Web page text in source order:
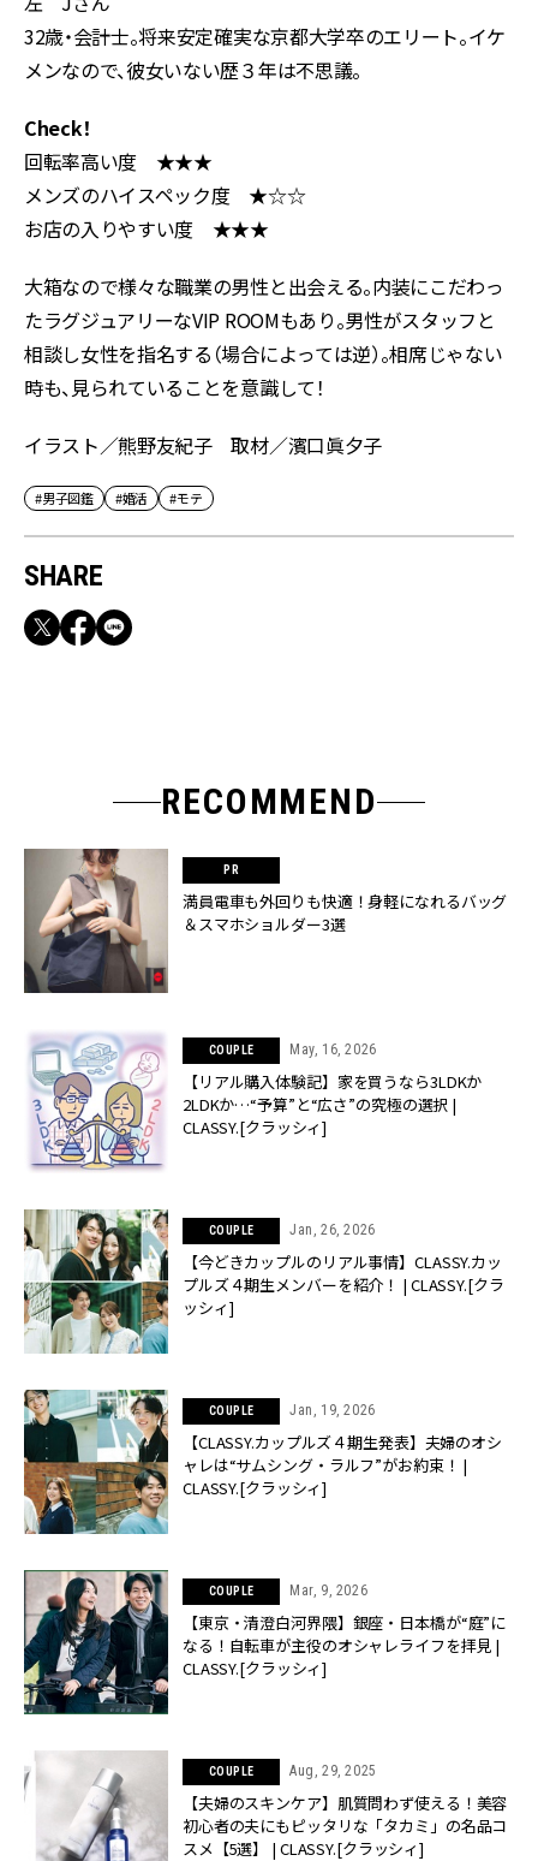
32歳・会計士。将来安定確実な京都大学卒のエリート。イケ
メンなので、彼女いない歴３年は不思議。
Check！
回転率高い度 ★★★
メンズのハイスペック度 ★☆☆
お店の入りやすい度 ★★★
大箱なので様々な職業の男性と出会える。内装にこだわっ
たラグジュアリーなVIP ROOMもあり。男性がスタッフと
相談し女性を指名する（場合によっては逆）。相席じゃない
時も、見られていることを意識して！
イラスト／熊野友紀子 取材／濱口眞夕子
#男子図鑑 #婚活 #モテ
SHARE
RECOMMEND
満員電車も外回りも快適！身軽になれるバッグ
＆スマホショルダー3選
COUPLE May, 16, 2026
【リアル購入体験記】家を買うなら3LDKか
2LDKか…“予算”と“広さ”の究極の選択 |
CLASSY.[クラッシィ]
COUPLE Jan, 26, 2026
【今どきカップルのリアル事情】CLASSY.カッ
プルズ４期生メンバーを紹介！ | CLASSY.[クラ
ッシィ]
COUPLE Jan, 19, 2026
【CLASSY.カップルズ４期生発表】夫婦のオシ
ャレは“サムシング・ラルフ”がお約束！ |
CLASSY.[クラッシィ]
COUPLE Mar, 9, 2026
【東京・清澄白河界隈】銀座・日本橋が“庭”に
なる！自転車が主役のオシャレライフを拝見 |
CLASSY.[クラッシィ]
COUPLE Aug, 29, 2025
【夫婦のスキンケア】肌質問わず使える！美容
初心者の夫にもピッタリな「タカミ」の名品コ
スメ【5選】 | CLASSY.[クラッシィ]